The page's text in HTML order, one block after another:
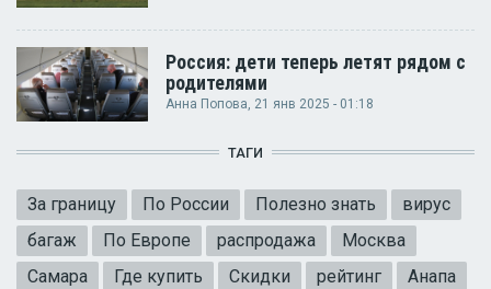
Россия: дети теперь летят рядом с
родителями
Анна Попова, 21 янв 2025 - 01:18
ТАГИ
За границу По России Полезно знать
вирус
багаж
По Европе распродажа
Москва
Самара
Где купить Скидки рейтинг
Анапа